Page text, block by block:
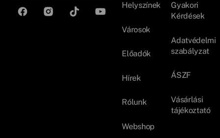
Helyszínek
Városok
Előadók
Hírek
Rólunk
Webshop
Gyakori
Kérdések
Adatvédelmi
szabályzat
ÁSZF
Vásárlási
tájékoztató